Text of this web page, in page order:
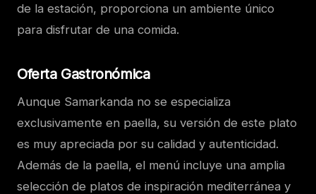
de la estación, proporciona un ambiente único
para disfrutar de una comida.
Oferta Gastronómica
Aunque Samarkanda no se especializa
exclusivamente en paella, su versión de este plato
es muy apreciada por su calidad y autenticidad.
Además de la paella, el menú incluye una amplia
selección de platos de inspiración mediterránea y